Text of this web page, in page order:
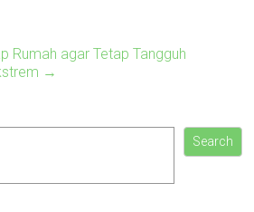
Rumah agar Tetap Tangguh
→
Search